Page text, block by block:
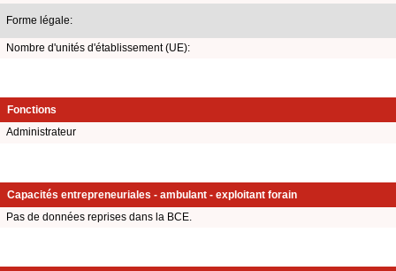
Forme légale:
Nombre d'unités d'établissement (UE):
Fonctions
Administrateur
Capacités entrepreneuriales - ambulant - exploitant forain
Pas de données reprises dans la BCE.